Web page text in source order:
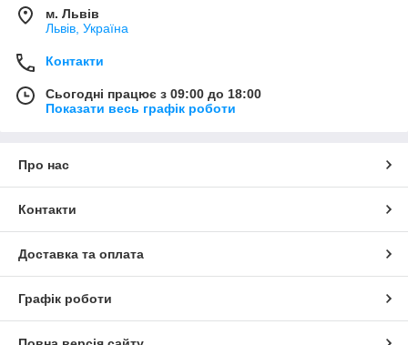
м. Львів
Львів, Україна
Контакти
Сьогодні працює з 09:00 до 18:00
Показати весь графік роботи
Про нас
Контакти
Доставка та оплата
Графік роботи